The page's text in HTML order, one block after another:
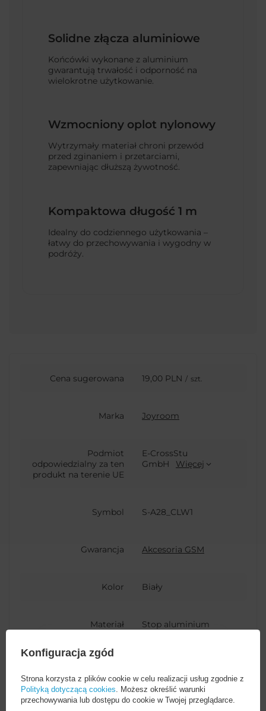
Solidne złącza aluminiowe
Końcówki wykonane z aluminium
gwarantują trwałość i odporność na
wielokrotne użytkowanie.
Wzmocniony oplot nylonowy
Wytrzymały materiał chroni przewód
przed zginaniem i przetarciami,
zapewniając dłuższą żywotność.
Kompaktowa długość 1 m
Idealny do codziennego użytkowania –
łatwy do przechowywania i wygodny w
podróży.
Cena sugerowana 19,00 PLN / szt.
Marka Joyroom
Podmiot
odpowiedzialny za ten
produkt na terenie UE
E-CrossStu
GmbH
Więcej
Symbol S-A28_CLW1
Gwarancja Akcesoria GSM
Kolor Biały
Materiał
Stop aluminium
Opakowanie Pudełko
Konfiguracja zgód
Strona korzysta z plików cookie w celu realizacji usług zgodnie z
Polityką dotyczącą cookies . Możesz określić warunki
przechowywania lub dostępu do cookie w Twojej przeglądarce.